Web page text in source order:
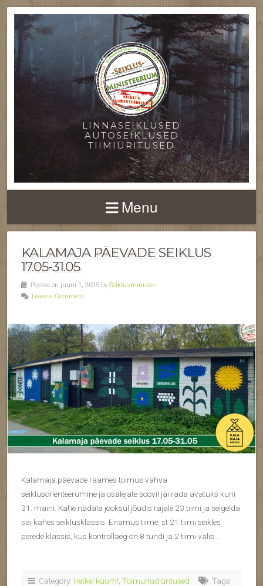
LINNASEIKLUSED
AUTOSEIKLUSED
TIIMIÜRITUSED
Menu
KALAMAJA PÄEVADE SEIKLUS
17.05-31.05
Posted on juuni 1, 2025 by Seiklusminister
Leave a Comment
Kalamaja päevade raames toimus vahva
seiklusorienteerumine ja osalejate soovil jäi rada avatuks kuni
31. maini. Kahe nädala jooksul jõudis rajale 23 tiimi ja seigelda
sai kahes seiklusklassis. Enamus tiime, st 21 tiimi seikles
perede klassis, kus kontrollaeg on 8 tundi ja 2 tiimi valis…
Category: Hetkel kuum! Toimunud üritused
Tags: